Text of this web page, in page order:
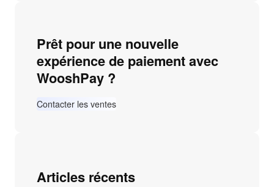
Prêt pour une nouvelle
expérience de paiement avec
WooshPay ?
Contacter les ventes
Articles récents